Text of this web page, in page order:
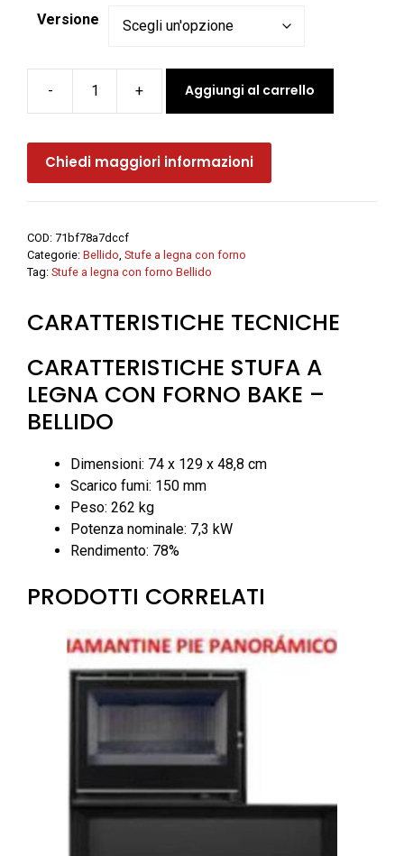
Versione
-
Stufa
legna
con
forno
Bellido
quantità
+ Aggiungi al carrello
Chiedi maggiori informazioni
COD: 71bf78a7dccf
Categorie: Bellido Stufe a legna con forno
Tag: Stufe a legna con forno Bellido
CARATTERISTICHE TECNICHE
CARATTERISTICHE STUFA A
LEGNA CON FORNO BAKE –
BELLIDO
Dimensioni: 74 x 129 x 48,8 cm
Scarico fumi: 150 mm
Peso: 262 kg
Potenza nominale: 7,3 kW
Rendimento: 78%
PRODOTTI CORRELATI